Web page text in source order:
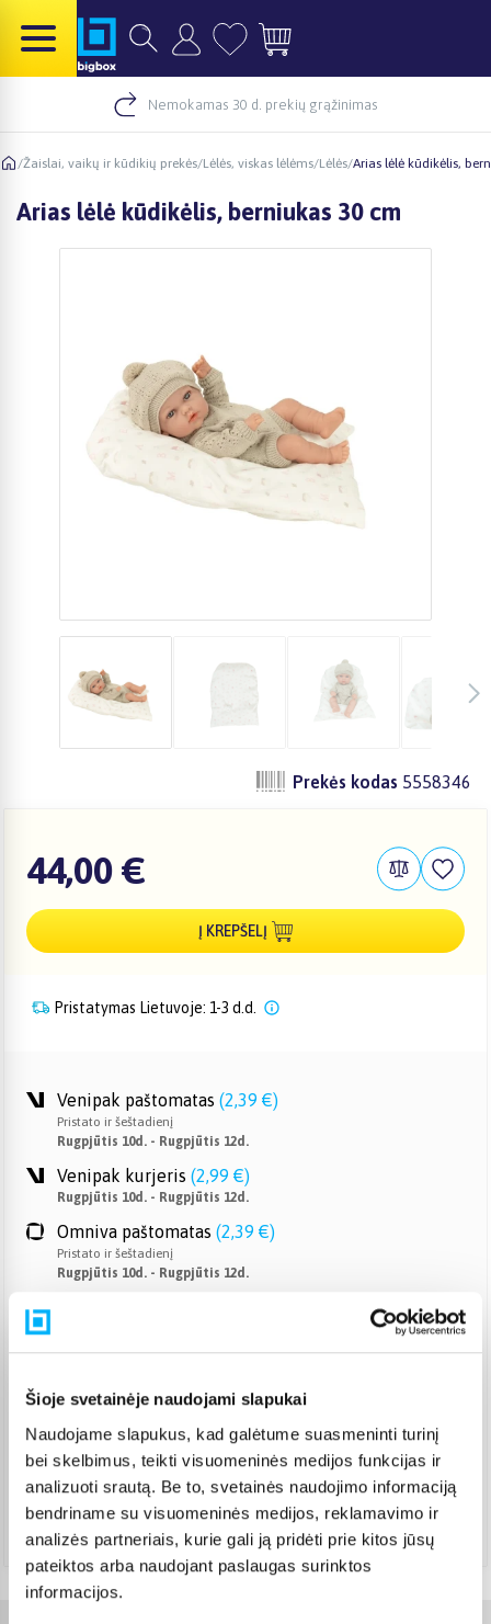
Šioje svetainėje naudojami slapukai
Naudojame slapukus, kad galėtume suasmeninti turinį
bei skelbimus, teikti visuomeninės medijos funkcijas ir
analizuoti srautą. Be to, svetainės naudojimo informaciją
bendriname su visuomeninės medijos, reklamavimo ir
analizės partneriais, kurie gali ją pridėti prie kitos jūsų
pateiktos arba naudojant paslaugas surinktos
informacijos.
Nemokamas 30 d. prekių grąžinimas
/Žaislai, vaikų ir kūdikių prekės/Lėlės, viskas lėlėms/Lėlės/Arias lėlė kūdikėlis,
Arias lėlė kūdikėlis, berniukas 30 cm
Prekės kodas 5558346
44,00 €
Į KREPŠELĮ
Pristatymas Lietuvoje: 1-3 d.d.
Venipak paštomatas (2,39 €)
Pristato ir šeštadienį
Rugpjūtis 10d. - Rugpjūtis 12d.
Venipak kurjeris (2,99 €)
Rugpjūtis 10d. - Rugpjūtis 12d.
Omniva paštomatas (2,39 €)
Pristato ir šeštadienį
Rugpjūtis 10d. - Rugpjūtis 12d.
Rugpjūtis 10d. - Rugpjūtis 12d.
Rugpjūtis 10d. - Rugpjūtis 12d.
DPD paštomatas 3,99 €)
Pristato ir šeštadienį
Rugpjūtis 10d. - Rugpjūtis 12d.
Atsiėmimas Veiverių g. 171, Kaunas (1,99 €)
Rugpjūtis 10d. - Rugpjūtis 12d.